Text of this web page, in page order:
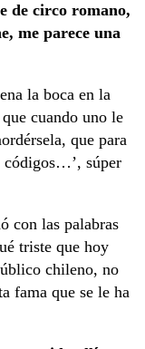
de circo romano,
me parece una
la boca en la
cuando uno le
que para
códigos…’, súper
con las palabras
triste que hoy
chileno, no
fama que se le ha